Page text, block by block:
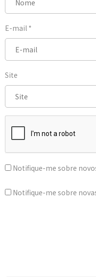
E-mail *
Site
Notifique-me sobre
Notifique-me sobre